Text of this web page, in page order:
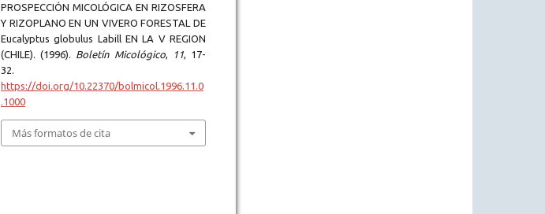
PROSPECCIÓN MICOLÓGICA EN RIZOSFERA
Y RIZOPLANO EN UN VIVERO FORESTAL DE
Eucalyptus globulus Labill EN LA V REGION
(CHILE). (1996). Boletín Micológico, 11, 17-
32.
https://doi.org/10.22370/bolmicol.1996.11.0
.1000
Más formatos de cita